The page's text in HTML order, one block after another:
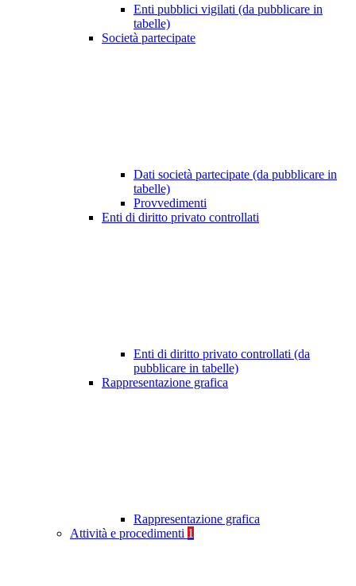
Enti pubblici vigilati (da pubblicare in
tabelle)
Società partecipate
Dati società partecipate (da pubblicare in
tabelle)
Provvedimenti
Enti di diritto privato controllati
Enti di diritto privato controllati (da
pubblicare in tabelle)
Rappresentazione grafica
Rappresentazione grafica
Attività e procedimenti 1